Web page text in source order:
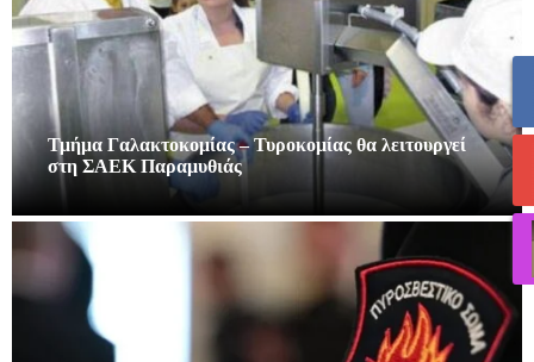
Τμήμα Γαλακτοκομίας – Τυροκομίας θα λειτουργεί
στη ΣΑΕΚ Παραμυθιάς